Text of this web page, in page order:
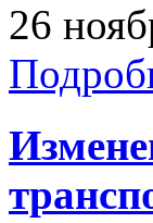
26